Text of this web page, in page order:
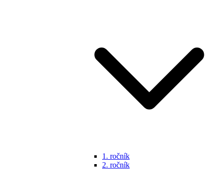
1. ročník
2. ročník